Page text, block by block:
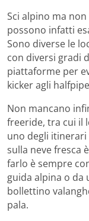
Sci alpino ma
possono infatti
Sono diverse le
con diversi gradi
piattaforme per
kicker agli
Non mancano
freeride, tra cui il
uno degli
sulla neve fresca
farlo è sempre
guida alpina o
bollettino
pala.